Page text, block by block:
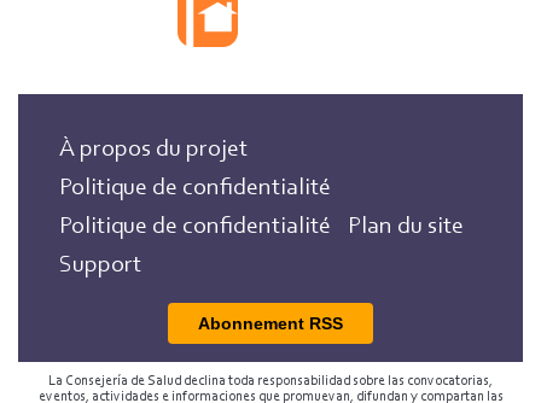
À propos du projet
Politique de confidentialité
Politique de confidentialité
Plan du site
Support
Abonnement RSS
La Consejería de Salud declina toda responsabilidad sobre las convocatorias,
eventos, actividades e informaciones que promuevan, difundan y compartan las